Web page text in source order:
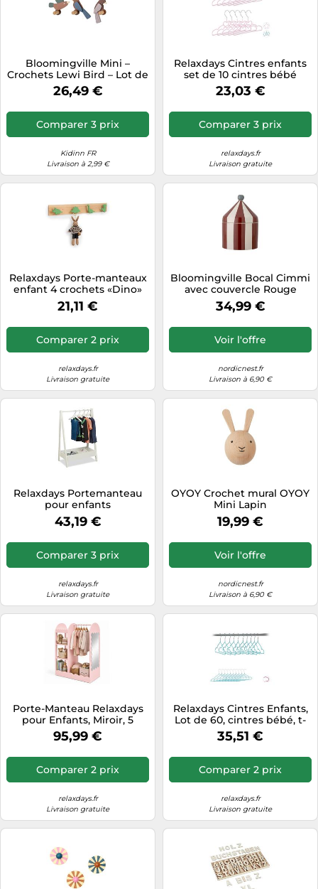
Bloomingville Mini –
Crochets Lewi Bird – Lot de
3
26,49 €
Comparer 3 prix
Kidinn FR
Livraison à 2,99 €
Relaxdays Cintres enfants
set de 10 cintres bébé
décoratif chemises forme
originale fer PVC 30 cm,
coeur
23,03 €
Comparer 3 prix
relaxdays.fr
Livraison gratuite
Relaxdays Porte-manteaux
enfant 4 crochets «Dino»
21,11 €
Comparer 2 prix
relaxdays.fr
Livraison gratuite
Bloomingville Bocal Cimmi
avec couvercle Rouge
34,99 €
Voir l'offre
nordicnest.fr
Livraison à 6,90 €
Relaxdays Portemanteau
pour enfants
43,19 €
Comparer 3 prix
relaxdays.fr
Livraison gratuite
OYOY Crochet mural OYOY
Mini Lapin
19,99 €
Voir l'offre
nordicnest.fr
Livraison à 6,90 €
Porte-Manteau Relaxdays
pour Enfants, Miroir, 5
casiers, Tringle à
vêtements, H x l x P 100 x
95,99 €
Comparer 2 prix
relaxdays.fr
Livraison gratuite
Relaxdays Cintres Enfants,
Lot de 60, cintres bébé, t-
Shirts, Chemises, en Fer,
revêtement PVC, encoches,
35,51 €
Comparer 2 prix
relaxdays.fr
Livraison gratuite